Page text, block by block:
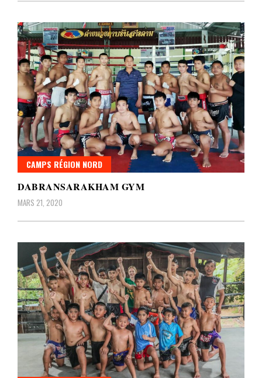
CAMPS RÉGION NORD
DABRANSARAKHAM GYM
MARS 21, 2020